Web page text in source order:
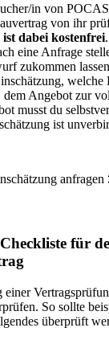
in von
von ihr
dabei kostenfrei
eine Anfrage
zukommen
welche
Angebot zur
musst du
ist
anfragen
für
einer
So sollte
überprüft